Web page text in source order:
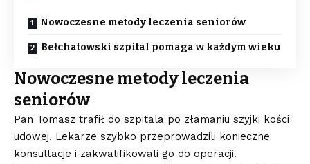
Nowoczesne metody leczenia seniorów
Bełchatowski szpital pomaga w każdym wieku
Nowoczesne metody leczenia
seniorów
Pan Tomasz trafił do szpitala po złamaniu szyjki kości
udowej. Lekarze szybko przeprowadzili konieczne
konsultacje i zakwalifikowali go do operacji.